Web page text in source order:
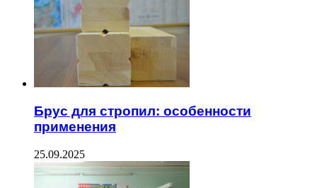
Брус для стропил: особенности
применения
25.09.2025